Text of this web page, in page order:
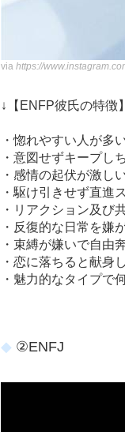
via https://
↓【ENFP彼氏の特徴
・惚れやすい人が多
・意図せずキープし
・感情の起伏が激し
・駆け引きせず直進
・リアクション及び
・反復的な日常を嫌
・束縛が嫌いで自由
・恋に落ちると献身
・魅力的なタイプで
②ENFJ